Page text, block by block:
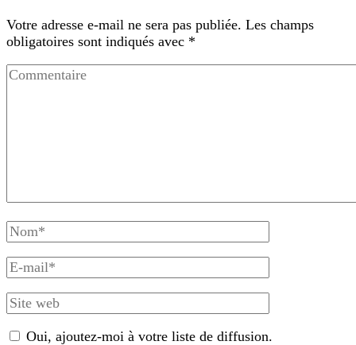
Votre adresse e-mail ne sera pas publiée. Les champs
obligatoires sont indiqués avec *
Commentaire
Nom
complet
E-
mail
Site
web
Oui, ajoutez-moi à votre liste de diffusion.